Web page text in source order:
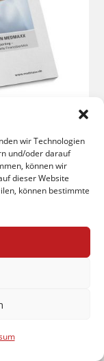
wir Technologien
und/oder darauf
können wir
dieser Website
können bestimmte